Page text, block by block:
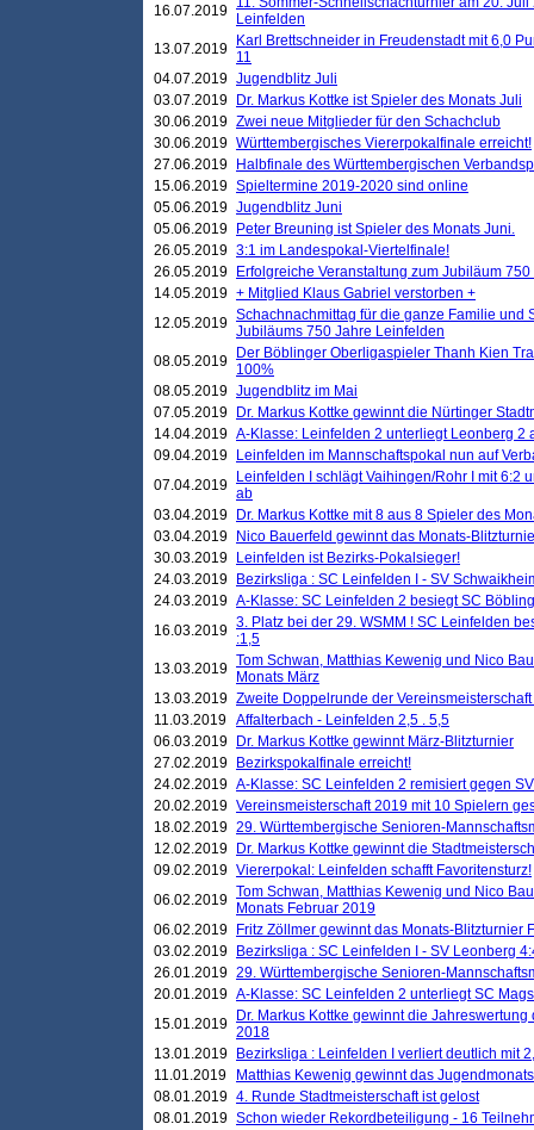
16.07.2019
Leinfelden
13.07.2019
Karl Brettschneider in Freudenstadt mit 6,0
11
04.07.2019 Jugendblitz Juli
03.07.2019
Dr. Markus Kottke ist Spieler des Monats Juli
30.06.2019 Zwei neue Mitglieder für den Schachclub
30.06.2019 Württembergisches Viererpokalfinale erreicht!
27.06.2019
Halbfinale des Württembergischen
15.06.2019 Spieltermine 2019-2020 sind online
05.06.2019 Jugendblitz Juni
05.06.2019
Peter Breuning ist Spieler des Monats Juni.
26.05.2019 3:1 im Landespokal-Viertelfinale!
26.05.2019
Erfolgreiche Veranstaltung zum Jubiläum
14.05.2019 + Mitglied Klaus Gabriel verstorben +
12.05.2019 Schachnachmittag für die ganze Familie und
Jubiläums 750 Jahre Leinfelden
08.05.2019
Der Böblinger Oberligaspieler Thanh Kien
100%
08.05.2019 Jugendblitz im Mai
07.05.2019
Dr. Markus Kottke gewinnt die Nürtinger
14.04.2019 A-Klasse: Leinfelden 2 unterliegt Leonberg 2
09.04.2019
Leinfelden im Mannschaftspokal nun auf
07.04.2019
Leinfelden I schlägt Vaihingen/Rohr I mit 6:2
ab
03.04.2019
Dr. Markus Kottke mit 8 aus 8 Spieler des
03.04.2019
Nico Bauerfeld gewinnt das Monats-
30.03.2019
Leinfelden ist Bezirks-Pokalsieger!
24.03.2019
Bezirksliga : SC Leinfelden I - SV
24.03.2019 A-Klasse: SC Leinfelden 2 besiegt SC
16.03.2019 3. Platz bei der 29. WSMM ! SC Leinfelden
:1,5
13.03.2019 Tom Schwan, Matthias Kewenig und Nico
Monats März
13.03.2019 Zweite Doppelrunde der
11.03.2019 Affalterbach - Leinfelden 2,5 . 5,5
06.03.2019
Dr. Markus Kottke gewinnt März-Blitzturnier
27.02.2019
Bezirkspokalfinale erreicht!
24.02.2019 A-Klasse: SC Leinfelden 2 remisiert gegen
20.02.2019 Vereinsmeisterschaft 2019 mit 10 Spielern
18.02.2019 29. Württembergische Senioren-
12.02.2019
Dr. Markus Kottke gewinnt die
09.02.2019 Viererpokal: Leinfelden schafft Favoritensturz!
06.02.2019 Tom Schwan, Matthias Kewenig und Nico
Monats Februar 2019
06.02.2019
Fritz Zöllmer gewinnt das Monats-Blitzturnier
03.02.2019
Bezirksliga : SC Leinfelden I - SV Leonberg
26.01.2019 29. Württembergische Senioren-
20.01.2019 A-Klasse: SC Leinfelden 2 unterliegt SC
15.01.2019
Dr. Markus Kottke gewinnt die
2018
13.01.2019
Bezirksliga : Leinfelden I verliert deutlich mit
11.01.2019
Matthias Kewenig gewinnt das
08.01.2019 4. Runde Stadtmeisterschaft ist gelost
08.01.2019 Schon wieder Rekordbeteiligung - 16